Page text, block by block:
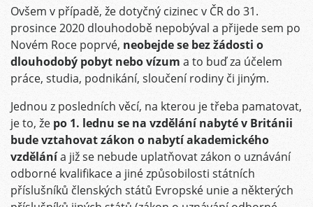
Ovšem v případě, že dotyčný cizinec v ČR do 31.
prosince 2020 dlouhodobě nepobýval a přijede sem po
Novém Roce poprvé, neobejde se bez žádosti o
dlouhodobý pobyt nebo vízum a to buď za účelem
práce, studia, podnikání, sloučení rodiny či jiným.
Jednou z posledních věcí, na kterou je třeba pamatovat,
je to, že po 1. lednu se na vzdělání nabyté v Británii
bude vztahovat zákon o nabytí akademického
vzdělánía již se nebude uplatňovat zákon o uznávání
odborné kvalifikace a jiné způsobilosti státních
příslušníků členských států Evropské unie a některých